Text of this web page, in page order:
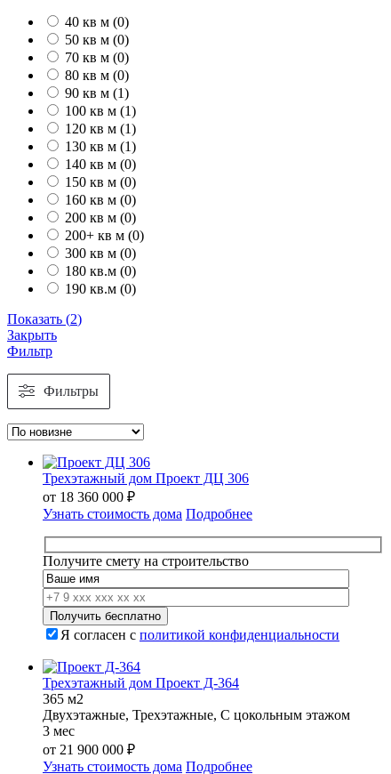
40 кв м (0)
50 кв м (0)
70 кв м (0)
80 кв м (0)
90 кв м (1)
100 кв м (1)
120 кв м (1)
130 кв м (1)
140 кв м (0)
150 кв м (0)
160 кв м (0)
200 кв м (0)
200+ кв м (0)
300 кв м (0)
180 кв.м (0)
190 кв.м (0)
Показать (2)
Закрыть
Фильтр
Фильтры
Трехэтажный дом Проект ДЦ 306
от 18 360 000 ₽
Узнать стоимость дома Подробнее
Получите смету на строительство
Я согласен с политикой конфиденциальности
Трехэтажный дом Проект Д-364
365 м2
Двухэтажные, Трехэтажные, С цокольным этажом
3 мес
от 21 900 000 ₽
Узнать стоимость дома Подробнее